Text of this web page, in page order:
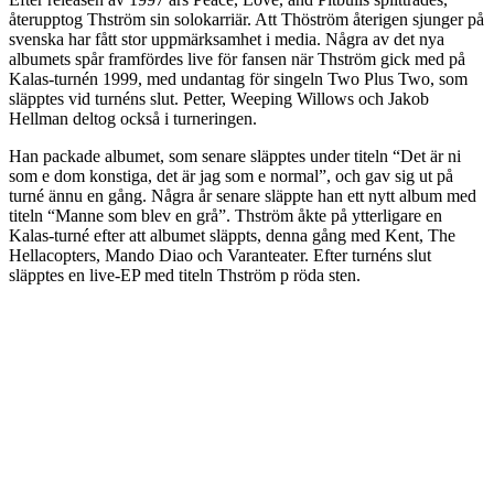
återupptog Thström sin solokarriär. Att Thöström återigen sjunger på
svenska har fått stor uppmärksamhet i media. Några av det nya
albumets spår framfördes live för fansen när Thström gick med på
Kalas-turnén 1999, med undantag för singeln Two Plus Two, som
släpptes vid turnéns slut. Petter, Weeping Willows och Jakob
Hellman deltog också i turneringen.
Han packade albumet, som senare släpptes under titeln “Det är ni
som e dom konstiga, det är jag som e normal”, och gav sig ut på
turné ännu en gång. Några år senare släppte han ett nytt album med
titeln “Manne som blev en grå”. Thström åkte på ytterligare en
Kalas-turné efter att albumet släppts, denna gång med Kent, The
Hellacopters, Mando Diao och Varanteater. Efter turnéns slut
släpptes en live-EP med titeln Thström p röda sten.